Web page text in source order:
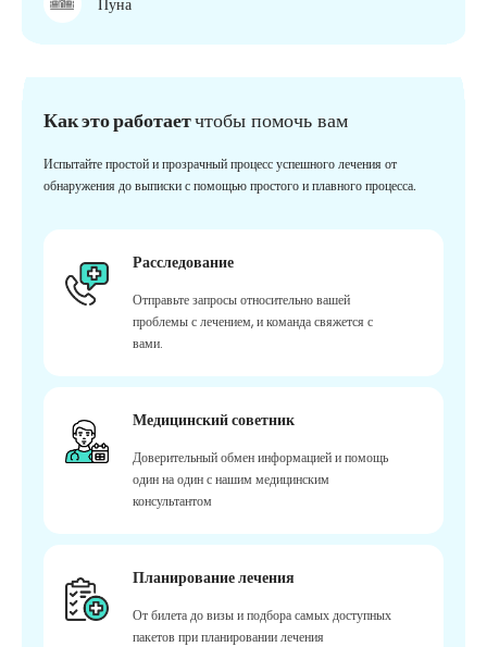
Как это работаетчтобы помочь вам
Испытайте простой и прозрачный процесс успешного лечения от
обнаружения до выписки с помощью простого и плавного процесса.
Расследование
Отправьте запросы относительно вашей
проблемы с лечением, и команда свяжется с
вами.
Медицинский советник
Доверительный обмен информацией и помощь
один на один с нашим медицинским
консультантом
Планирование лечения
От билета до визы и подбора самых доступных
пакетов при планировании лечения